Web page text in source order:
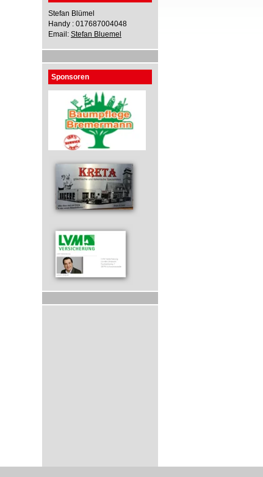
Stefan Blümel
Handy : 017687004048
Email: Stefan Bluemel
Sponsoren